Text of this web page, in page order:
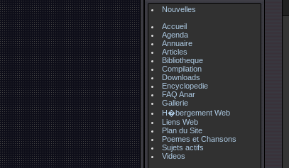
Nouvelles
Accueil
Agenda
Annuaire
Articles
Bibliotheque
Compilation
Downloads
Encyclopedie
FAQ Anar
Gallerie
H�bergement Web
Liens Web
Plan du Site
Poemes et Chansons
Sujets actifs
Videos